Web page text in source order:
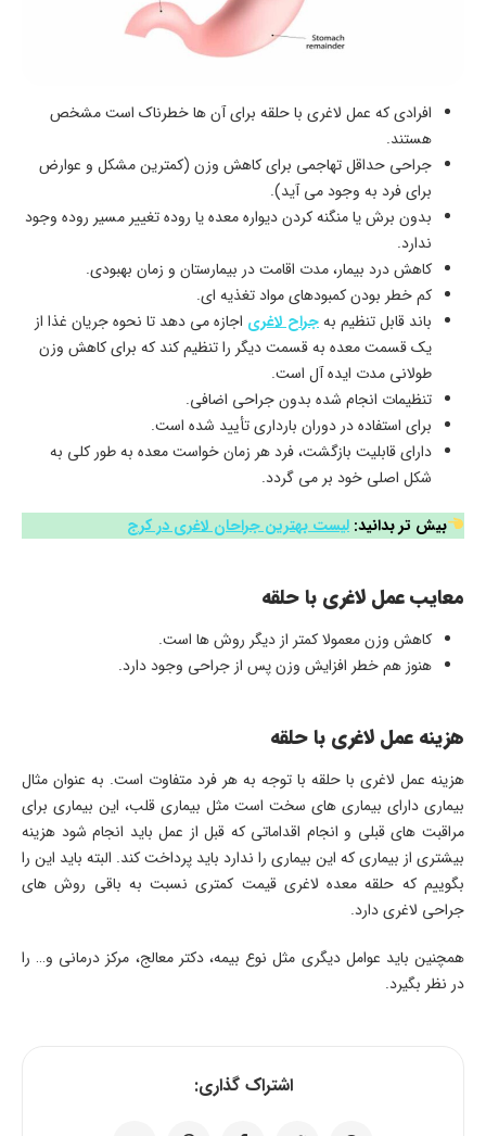
افرادی که عمل لاغری با حلقه برای آن ها خطرناک است مشخص
هستند.
جراحی حداقل تهاجمی برای کاهش وزن (کمترین مشکل و عوارض
برای فرد به وجود می آید).
بدون برش یا منگنه کردن دیواره معده یا روده تغییر مسیر روده وجود
ندارد.
کاهش درد بیمار، مدت اقامت در بیمارستان و زمان بهبودی.
کم خطر بودن کمبودهای مواد تغذیه ای.
باند قابل تنظیم بهجراح لاغری اجازه می دهد تا نحوه جریان غذا از
یک قسمت معده به قسمت دیگر را تنظیم کند که برای کاهش وزن
طولانی مدت ایده آل است.
تنظیمات انجام شده بدون جراحی اضافی.
برای استفاده در دوران بارداری تأیید شده است.
دارای قابلیت بازگشت، فرد هر زمان خواست معده به طور کلی به
شکل اصلی خود بر می گردد.
بیش تر بدانید: لیست بهترین جراحان لاغری در کرج
معایب عمل لاغری با حلقه
کاهش وزن معمولا کمتر از دیگر روش ها است.
هنوز هم خطر افزایش وزن پس از جراحی وجود دارد.
هزینه عمل لاغری با حلقه
هزینه عمل لاغری با حلقه با توجه به هر فرد متفاوت است. به عنوان مثال
بیماری دارای بیماری های سخت است مثل بیماری قلب، این بیماری برای
مراقبت های قبلی و انجام اقداماتی که قبل از عمل باید انجام شود هزینه
بیشتری از بیماری که این بیماری را ندارد باید پرداخت کند. البته باید این را
بگوییم که حلقه معده لاغری قیمت کمتری نسبت به باقی روش های
جراحی لاغری دارد.
همچنین باید عوامل دیگری مثل نوع بیمه، دکتر معالج، مرکز درمانی و… را
در نظر بگیرد.
اشتراک گذاری: